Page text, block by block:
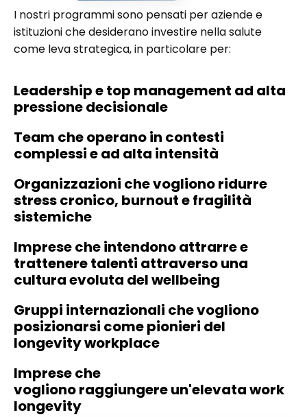
I nostri programmi sono pensati per aziende e
istituzioni che desiderano investire nella salute
come leva strategica, in particolare per:
Leadership e top management ad alta
pressione decisionale
Team che operano in contesti
complessi e ad alta intensità
Organizzazioni che vogliono ridurre
stress cronico, burnout e fragilità
sistemiche
Imprese che intendono attrarre e
trattenere talenti attraverso una
cultura evoluta del wellbeing
Gruppi internazionali che vogliono
posizionarsi come pionieri del
longevity workplace
Imprese che
vogliono raggiungere un'elevata work
longevity